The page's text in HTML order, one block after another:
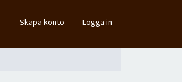
Skapa konto Logga in